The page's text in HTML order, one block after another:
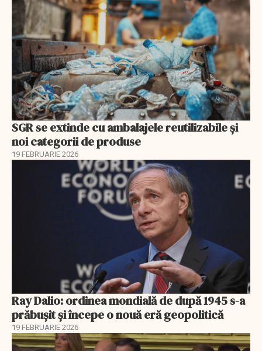
SGR se extinde cu ambalajele reutilizabile și
noi categorii de produse
19 FEBRUARIE 2026
Ray Dalio: ordinea mondială de după 1945 s-a
prăbușit și începe o nouă eră geopolitică
19 FEBRUARIE 2026